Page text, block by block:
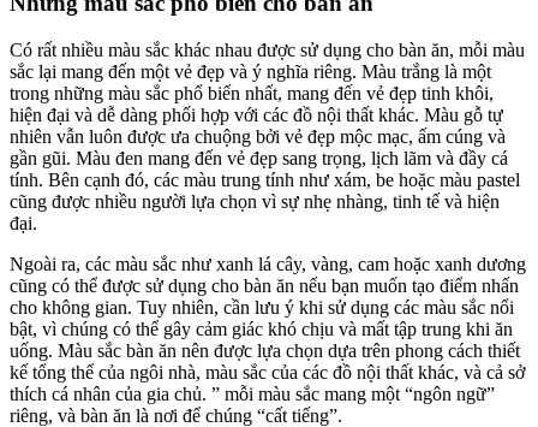
Có rất nhiều màu sắc khác nhau được sử dụng cho bàn ăn, mỗi màu
sắc lại mang đến một vẻ đẹp và ý nghĩa riêng. Màu trắng là một
trong những màu sắc phổ biến nhất, mang đến vẻ đẹp tinh khôi,
hiện đại và dễ dàng phối hợp với các đồ nội thất khác. Màu gỗ tự
nhiên vẫn luôn được ưa chuộng bởi vẻ đẹp mộc mạc, ấm cúng và
gần gũi. Màu đen mang đến vẻ đẹp sang trọng, lịch lãm và đầy cá
tính. Bên cạnh đó, các màu trung tính như xám, be hoặc màu pastel
cũng được nhiều người lựa chọn vì sự nhẹ nhàng, tinh tế và hiện
đại.
Ngoài ra, các màu sắc như xanh lá cây, vàng, cam hoặc xanh dương
cũng có thể được sử dụng cho bàn ăn nếu bạn muốn tạo điểm nhấn
cho không gian. Tuy nhiên, cần lưu ý khi sử dụng các màu sắc nổi
bật, vì chúng có thể gây cảm giác khó chịu và mất tập trung khi ăn
uống. Màu sắc bàn ăn nên được lựa chọn dựa trên phong cách thiết
kế tổng thể của ngôi nhà, màu sắc của các đồ nội thất khác, và cả sở
thích cá nhân của gia chủ. ” mỗi màu sắc mang một “ngôn ngữ”
riêng, và bàn ăn là nơi để chúng “cất tiếng”.